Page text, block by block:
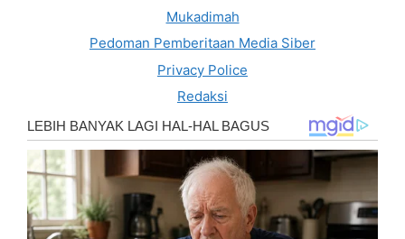
Mukadimah
Pedoman Pemberitaan Media Siber
Privacy Police
Redaksi